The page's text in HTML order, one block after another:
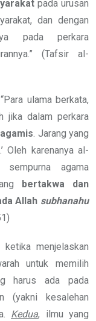
pada urusan
dan dengan
pada perkara
(Tafsir al-
ulama berkata,
jika dalam perkara
. Jarang yang
Oleh karenanya al-
sempurna agama
bertakwa dan
Allah subhanahu
menjelaskan
untuk memilih
harus ada pada
(yakni kesalehan
Kedua, ilmu yang